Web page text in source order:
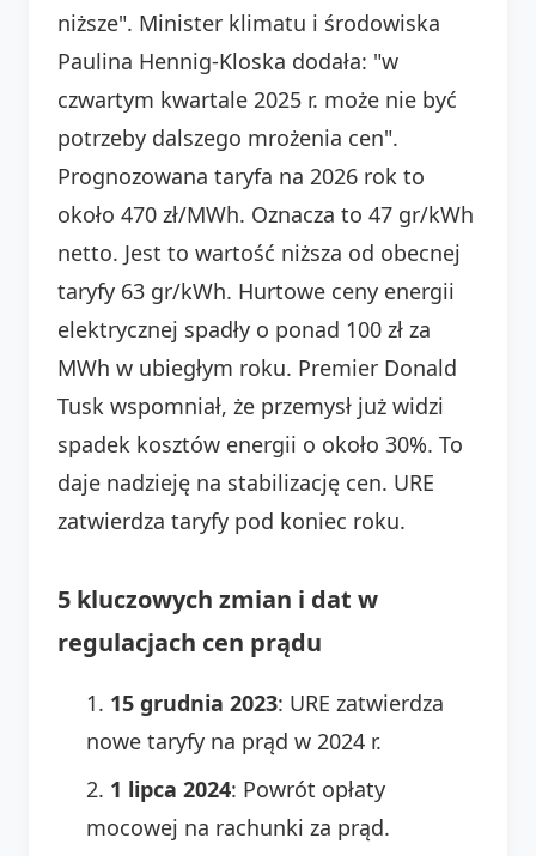
niższe". Minister klimatu i środowiska
Paulina Hennig-Kloska dodała: "w
czwartym kwartale 2025 r. może nie być
potrzeby dalszego mrożenia cen".
Prognozowana taryfa na 2026 rok to
około 470 zł/MWh. Oznacza to 47 gr/kWh
netto. Jest to wartość niższa od obecnej
taryfy 63 gr/kWh. Hurtowe ceny energii
elektrycznej spadły o ponad 100 zł za
MWh w ubiegłym roku. Premier Donald
Tusk wspomniał, że przemysł już widzi
spadek kosztów energii o około 30%. To
daje nadzieję na stabilizację cen. URE
zatwierdza taryfy pod koniec roku.
5 kluczowych zmian i dat w
regulacjach cen prądu
15 grudnia 2023: URE zatwierdza
nowe taryfy na prąd w 2024 r.
1 lipca 2024: Powrót opłaty
mocowej na rachunki za prąd.